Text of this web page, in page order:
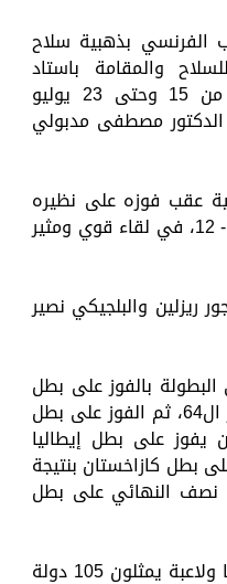
الفرنسي بذهبية سلاح
والمقامة باستاد
القاهرة الدولي خلال الفترة من 15 وحتى 23 يوليو
الدكتور مصطفى مدبولي
عقب فوزه على نظيره
"كاسيايسو مينوبيه" بنتيجة 15 - 12، في لقاء قوي ومثير
ريزلين والبلجيكي نصير
بالفوز على بطل
أوكرانيا بنتيجة 15 - 12 في دور ال64، ثم الفوز على بطل
15 - 9، قبل أن يفوز على بطل إيطاليا
على بطل كازاخستان بنتيجة
في نصف النهائي على بطل
ويشارك في البطولة 1060 لاعبا ولاعبة يمثلون 105 دولة